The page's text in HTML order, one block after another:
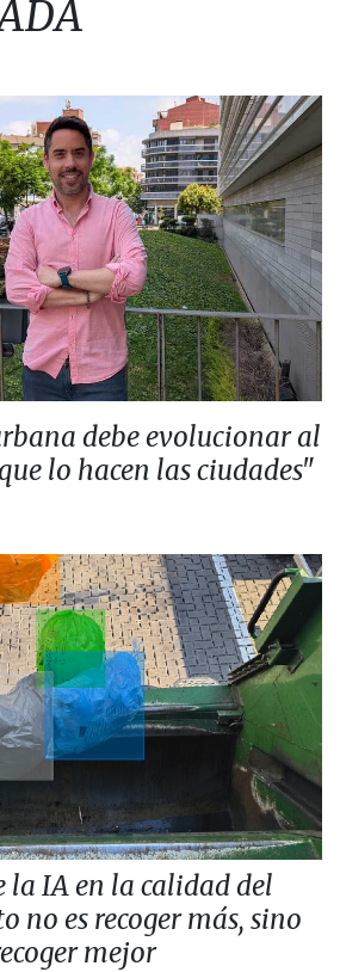
debe evolucionar al
lo hacen las ciudades"
la IA en la calidad del
no es recoger más, sino
mejor